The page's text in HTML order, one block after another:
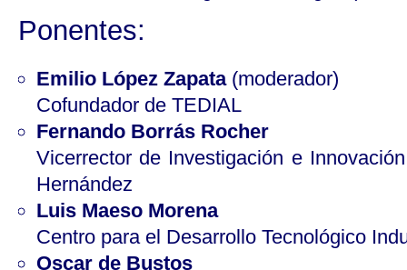
Ponentes:
Emilio López Zapata(moderador)
Cofundador de TEDIAL
Fernando Borrás Rocher
Vicerrector de Investigación e
Hernández
Luis Maeso Morena
Centro para el Desarrollo Tecnológico
Oscar de Bustos